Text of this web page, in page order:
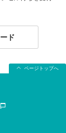
ド
ページトップへ